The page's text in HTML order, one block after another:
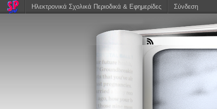
Ηλεκτρονικά Σχολικά Περιοδικά & Εφημερίδες Σύνδεση